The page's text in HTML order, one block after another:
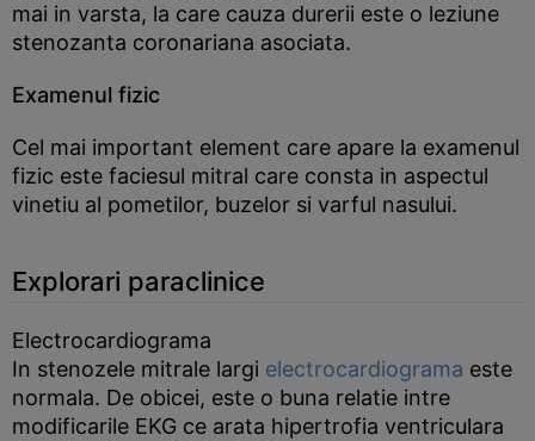
mai in varsta, la care cauza durerii este o leziune
stenozanta coronariana asociata.
Examenul fizic
Cel mai important element care apare la examenul
fizic este faciesul mitral care consta in aspectul
vinetiu al pometilor, buzelor si varful nasului.
Explorari paraclinice
Electrocardiograma
In stenozele mitrale largi electrocardiograma este
normala. De obicei, este o buna relatie intre
modificarile EKG ce arata hipertrofia ventriculara